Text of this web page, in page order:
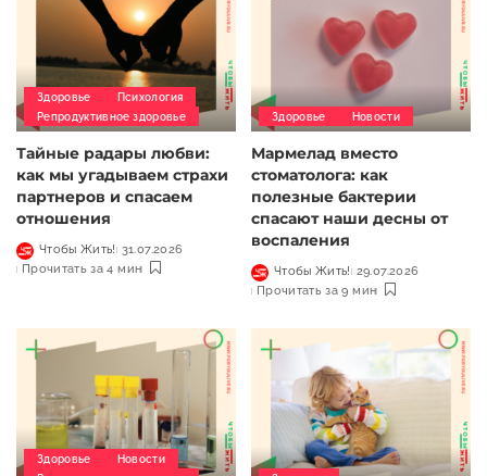
Здоровье
Психология
Репродуктивное здоровье
Тайные радары любви:
как мы угадываем страхи
партнеров и спасаем
отношения
Чтобы Жить! 31.07.2026
Прочитать за 4 мин
Здоровье Новости
Мармелад вместо
стоматолога: как
полезные бактерии
спасают наши десны от
воспаления
Чтобы Жить! 29.07.2026
Прочитать за 9 мин
Здоровье
Новости